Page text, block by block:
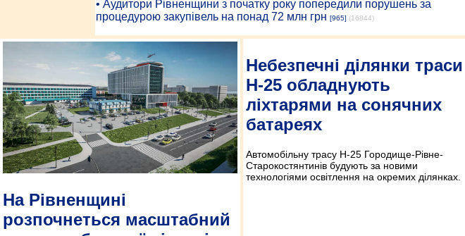
• Аудитори Рівненщини з початку року попередили порушень за
процедурою закупівель на понад 72 млн грн [965] (16844)
На Рівненщині
розпочнеться масштабний
Небезпечні ділянки траси
Н-25 обладнують
ліхтарями на сонячних
батареях
Автомобільну трасу Н-25 Городище-Рівне-
Старокостянтинів будують за новими
технологіями освітлення на окремих ділянках.